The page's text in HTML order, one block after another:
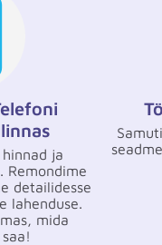
ja
Remondime
detailidesse
lahenduse.
mida